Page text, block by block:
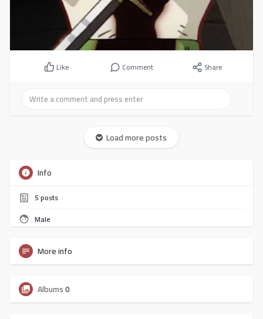
Like Comment Share
Load more posts
Info
5posts
Male
More info
Albums0